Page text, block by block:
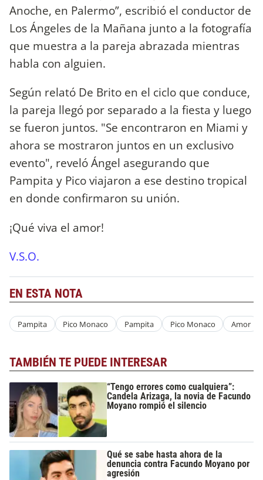
Anoche, en Palermo”, escribió el conductor de
Los Ángeles de la Mañana junto a la fotografía
que muestra a la pareja abrazada mientras
habla con alguien.
Según relató De Brito en el ciclo que conduce,
la pareja llegó por separado a la fiesta y luego
se fueron juntos. "Se encontraron en Miami y
ahora se mostraron juntos en un exclusivo
evento", reveló Ángel asegurando que
Pampita y Pico viajaron a ese destino tropical
en donde confirmaron su unión.
¡Qué viva el amor!
V.S.O.
EN ESTA NOTA
Pampita Pico Monaco Pampita Pico Monaco Amor
TAMBIÉN TE PUEDE INTERESAR
“Tengo errores como cualquiera”:
Candela Arizaga, la novia de Facundo
Moyano rompió el silencio
Qué se sabe hasta ahora de la
denuncia contra Facundo Moyano por
agresión